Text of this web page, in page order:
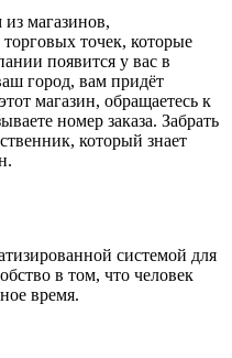
магазинов,
точек, которые
появится у вас в
город, вам придёт
магазин, обращаетесь к
номер заказа. Забрать
который знает
системой для
в том, что человек
время.